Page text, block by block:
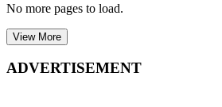
No more pages to load.
View More
ADVERTISEMENT